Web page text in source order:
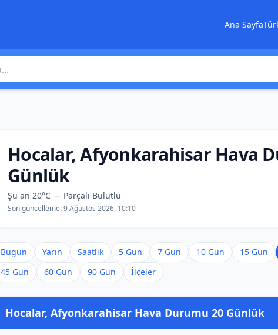
Ana Sayfa
Hocalar, Afyonkarahisar Hava
Günlük
Şu an 20°C — Parçalı Bulutlu
Son güncelleme:9 Ağustos 2026, 10:10
Bugün Yarın Saatlik 5 Gün 7 Gün 10 Gün 15 Gün
45 Gün
60 Gün 90 Gün İlçeler
Hocalar, Afyonkarahisar Hava Durumu 20 Günlük